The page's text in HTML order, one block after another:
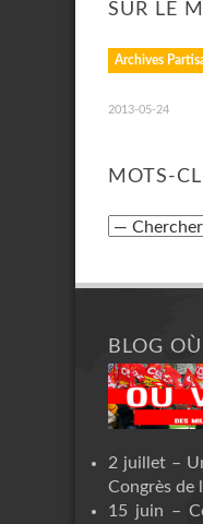
SUR LE
Archives
2013-05-24
MOTS-
BLOG
2 juillet –
Congrès de
15 juin –